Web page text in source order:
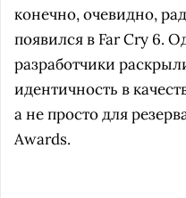
конечно, очевидно,
появился в Far Cry 6.
разработчики
идентичность в
а не просто для
Awards.